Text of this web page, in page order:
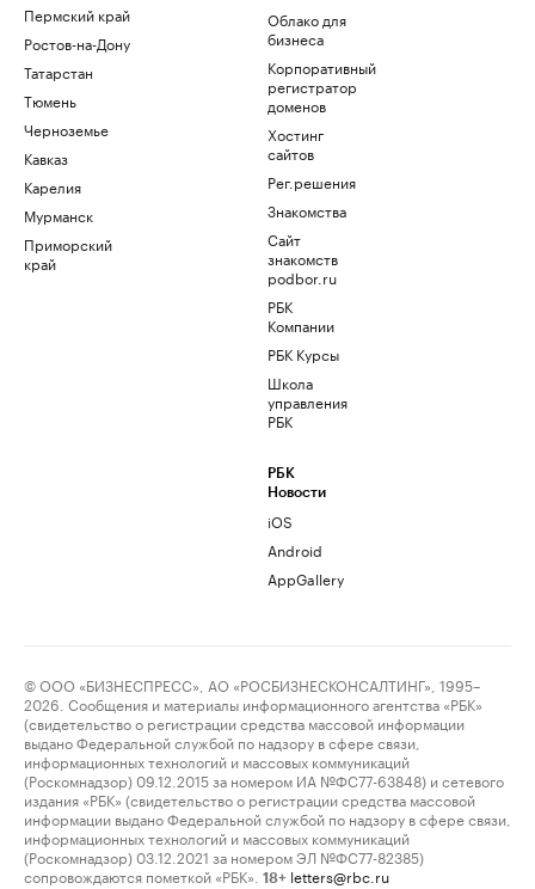
Пермский край
Ростов-на-Дону
Татарстан
Тюмень
Черноземье
Кавказ
Карелия
Мурманск
Приморский
край
Облако для
бизнеса
Корпоративный
регистратор
доменов
Хостинг
сайтов
Рег.решения
Знакомства
Сайт
знакомств
podbor.ru
РБК
Компании
РБК Курсы
Школа
управления
РБК
РБК
Новости
iOS
Android
AppGallery
© ООО «БИЗНЕСПРЕСС», АО «РОСБИЗНЕСКОНСАЛТИНГ», 1995–
2026. Сообщения и материалы информационного агентства «РБК»
(свидетельство о регистрации средства массовой информации
выдано Федеральной службой по надзору в сфере связи,
информационных технологий и массовых коммуникаций
(Роскомнадзор) 09.12.2015 за номером ИА №ФС77-63848) и сетевого
издания «РБК» (свидетельство о регистрации средства массовой
информации выдано Федеральной службой по надзору в сфере связи,
информационных технологий и массовых коммуникаций
(Роскомнадзор) 03.12.2021 за номером ЭЛ №ФС77-82385)
сопровождаются пометкой «РБК».
18+ letters@rbc.ru